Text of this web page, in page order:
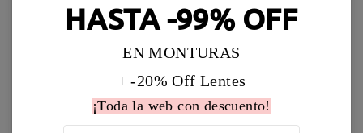
HASTA -99% OFF
EN MONTURAS
+ -20% Off Lentes
¡Toda la web con descuento!